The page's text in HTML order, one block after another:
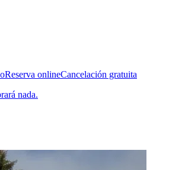
Reserva onlineCancelación gratuita
nada.